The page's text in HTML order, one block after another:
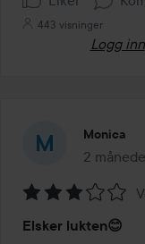
443 visninger
Logg inn
Monica
2
3
Elsker lukten😊